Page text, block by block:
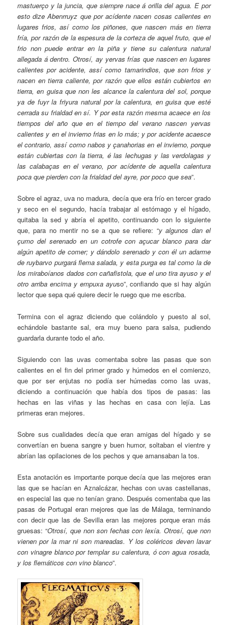
mastuerço y la juncia, que siempre nace á orilla del agua. E por
esto dize Abenrruyz que por acídente nacen cosas calientes en
lugares frios, así como los piñones, que nascen más en tierra
fría, por razón de la espesura de la corteza de aquel fruto, que el
frio non puede entrar en la piña y tiene su calentura natural
allegada á dentro. Otrosí, ay yervas frías que nascen en lugares
calientes por acidente, assí como tamarindios, que son frios y
nacen en tierra caliente, por razón que ellos están cubiertos en
tierra, en guisa que non les alcance la calentura del sol, porque
ya de fuyr la friyura natural por la calentura, en guisa que esté
cerrada su frialdad en sí. Y por esta razón mesma acaece en los
tiempos del año que en el tiempo del verano nascen yervas
calientes y en el invierno frias en lo más; y por acidente acaesce
el contrario, assí como nabos y çanahorias en el invierno, porque
están cubiertas con la tierra, é las lechugas y las verdolagas y
las calabaças en el verano, por acídente de aquella calentura
poca que pierden con la frialdad del ayre, por poco que sea”.
Sobre el agraz, uva no madura, decía que era frío en tercer grado
y seco en el segundo, hacía trabajar al estómago y el hígado,
quitaba la sed y abría el apetito, continuando con lo siguiente
que, para no mentir no se a que se refiere: “y algunos dan el
çumo del serenado en un cotrofe con açucar blanco para dar
algún apetito de comer; y dándolo serenado y con él un adarme
de ruybarvo purgará flema salada, y esta purga es tal como la de
los miraboíanos dados con cañafistola, que el uno tira ayuso y el
otro arriba encima y empuxa ayuso”, confiando que si hay algún
lector que sepa qué quiere decir le ruego que me escriba.
Termina con el agraz diciendo que colándolo y puesto al sol,
echándole bastante sal, era muy bueno para salsa, pudiendo
guardarla durante todo el año.
Siguiendo con las uvas comentaba sobre las pasas que son
calientes en el fin del primer grado y húmedos en el comienzo,
que por ser enjutas no podía ser húmedas como las uvas,
diciendo a continuación que había dos tipos de pasas: las
hechas en las viñas y las hechas en casa con lejía. Las
primeras eran mejores.
Sobre sus cualidades decía que eran amigas del hígado y se
convertían en buena sangre y buen humor, soltaban el vientre y
abrían las opilaciones de los pechos y que amansaban la tos.
Esta anotación es importante porque decía que las mejores eran
las que se hacían en Aznalcázar, hechas con uvas castellanas,
en especial las que no tenían grano. Después comentaba que las
pasas de Portugal eran mejores que las de Málaga, terminando
con decir que las de Sevilla eran las mejores porque eran más
gruesas: “Otrosí, que non son fechas con lexía. Otrosí, que non
vienen por la mar ni son mareadas. Y los coléricos deven lavar
con vinagre blanco por templar su calentura, ó con agua rosada,
y los flemáticos con vino blanco”.